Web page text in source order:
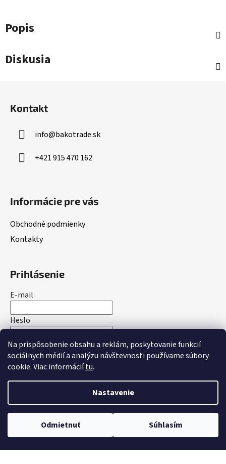
Na prispôsobenie obsahu a reklám, poskytovanie funkcií
sociálnych médií a analýzu návštevnosti používame súbory
cookie. Viac informáciítu.
Nastavenie
Odmietnuť Súhlasím
Popis
Diskusia
Kontakt
info@bakotrade.sk
+421 915 470 162
Informácie pre vás
Obchodné podmienky
Kontakty
Prihlásenie
E-mail
Heslo
PRIHLÁSIŤ SA
Nová registráciaZabudnuté heslo
Vytvoril Shoptet
Copyright 2026bakotrade.sk
. Všetky práva vyhradené.
Upraviť nastavenie cookies